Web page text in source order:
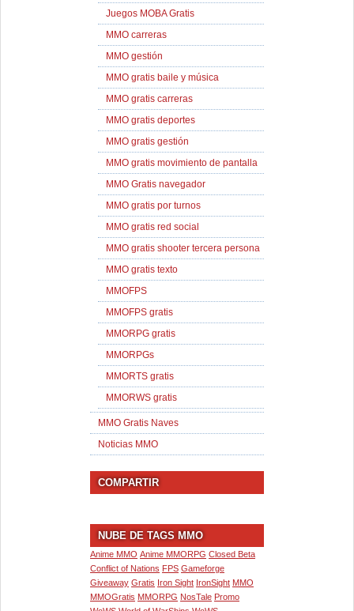
Juegos MOBA Gratis
MMO carreras
MMO gestión
MMO gratis baile y música
MMO gratis carreras
MMO gratis deportes
MMO gratis gestión
MMO gratis movimiento de pantalla
MMO Gratis navegador
MMO gratis por turnos
MMO gratis red social
MMO gratis shooter tercera persona
MMO gratis texto
MMOFPS
MMOFPS gratis
MMORPG gratis
MMORPGs
MMORTS gratis
MMORWS gratis
MMO Gratis Naves
Noticias MMO
COMPARTIR
NUBE DE TAGS MMO
Anime MMO Anime MMORPG Closed Beta
Conflict of Nations FPS Gameforge
Giveaway Gratis Iron Sight IronSight MMO
MMOGratis MMORPG NosTale Promo